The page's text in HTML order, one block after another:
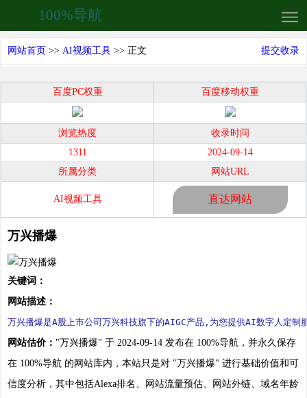
100%导航
网站首页 >> AI视频工具 >> 正文 提交收录
百度PC权重 百度移动权重
浏览热度
收录时间
1311
2024-09-14
所属分类
网站URL
AI视频工具 直达网站
万兴播爆
关键词：
网站描述：
万兴播爆是A股上市公司万兴科技旗下的AIGC产品,为您提供AI数字人定
网站估价： "万兴播爆" 于 2024-09-14 发布在 100%导航，并永久保存
在 100%导航 的网站库内，本站只是对 "万兴播爆" 进行基础价值和可
信度分析，其中包括Alexa排名、网站流量预估、网站外链、域名年龄